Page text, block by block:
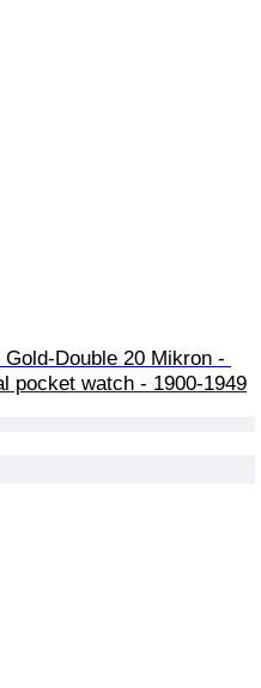
Double 20 Mikron -
pocket watch - 1900-1949